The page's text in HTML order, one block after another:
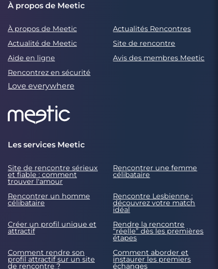
À propos de Meetic
À propos de Meetic
Actualités Rencontres
Actualité de Meetic
Site de rencontre
Aide en ligne
Avis des membres Meetic
Rencontrez en sécurité
Love everywhere
Les services Meetic
Site de rencontre sérieux
et fiable : comment
trouver l'amour
Rencontrer une femme
célibataire
Rencontrer un homme
célibataire
Rencontre Lesbienne :
découvrez votre match
idéal
Créer un profil unique et
attractif
Rendre la rencontre
“réelle” dès les premières
étapes
Comment rendre son
profil attractif sur un site
de rencontre ?
Comment aborder et
instaurer les premiers
échanges